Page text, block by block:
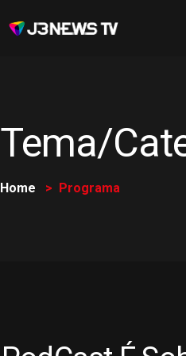
Tema/
Home Programa